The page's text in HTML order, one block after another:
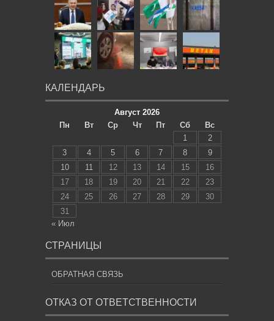
КАЛЕНДАРЬ
Август 2026
Пн
Вт Ср Чт Пт Сб
Вс
1
2
3
4 5 6 7 8
9
10
11 12 13 14 15
16
17
18 19 20 21 22
23
24
25 26 27 28 29
30
31
« Июл
СТРАНИЦЫ
ОБРАТНАЯ СВЯЗЬ
ОТКАЗ ОТ ОТВЕТСТВЕННОСТИ